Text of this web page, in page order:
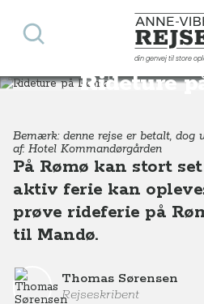
Anne-
din genvej til store
Søg
Rideture
Destinationer Europa Danmark
Bemærk: denne rejse er betalt, dog
af: Hotel Kommandørgården
På Rømø kan stort
aktiv ferie kan
prøve rideferie på
til Mandø.
Thomas Sørensen
Rejseskribent